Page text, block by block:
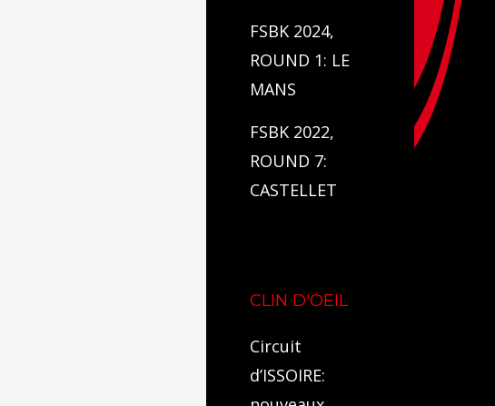
FSBK 2024,
ROUND 1: LE
MANS
FSBK 2022,
ROUND 7:
CASTELLET
CLIN D'OEIL
Circuit
d’ISSOIRE: